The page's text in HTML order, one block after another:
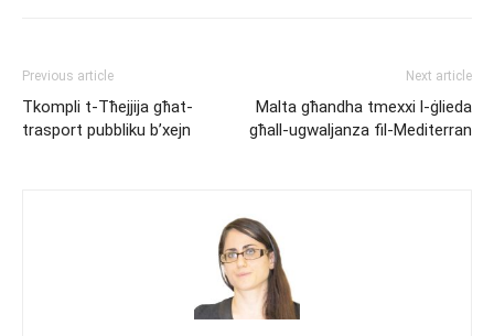
Previous article
Tkompli t-Tħejjija għat-
trasport pubbliku b’xejn
Next article
Malta għandha tmexxi l-ġlieda
għall-ugwaljanza fil-Mediterran